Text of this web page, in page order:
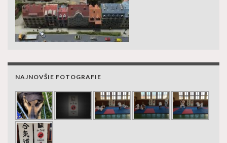
NAJNOVŠIE FOTOGRAFIE